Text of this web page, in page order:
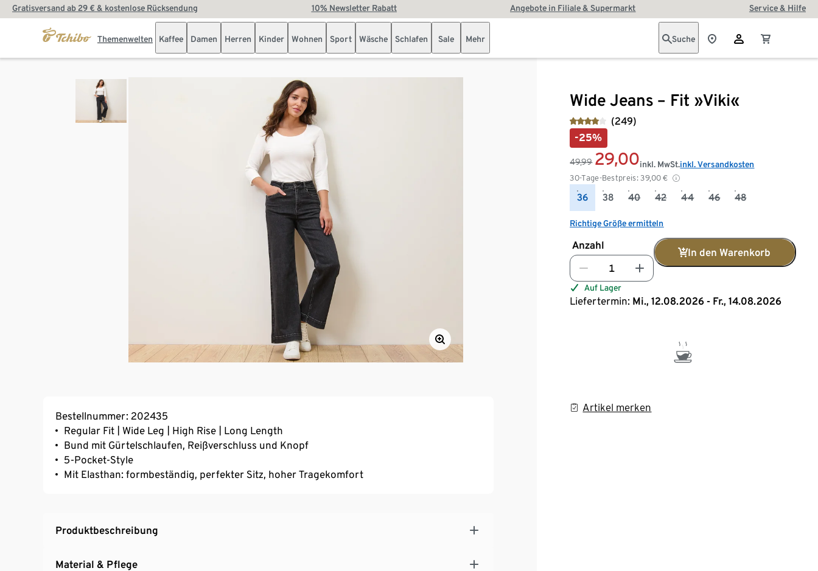
Gratisversand ab 29 € & kostenlose Rücksendung 10% Newsletter Rabatt Angebote in Filiale & Supermarkt Service & Hilfe
Themenwelten Kaffee Damen Herren Kinder Wohnen Sport Wäsche Schlafen Sale Mehr Suche
Wide Jeans – Fit »Viki«
(249)
-25%
49,99 29,00
30-Tage-Bestpreis: 39,00 €
inkl. MwSt.inkl. Versandkosten
36 38 40 42 44 46 48
Richtige Größe ermitteln
Anzahl
In den Warenkorb
Auf Lager
Liefertermin: Mi., 12.08.2026 - Fr., 14.08.2026
Artikel merken
Bestellnummer: 202435
Regular Fit | Wide Leg | High Rise | Long Length
Bund mit Gürtelschlaufen, Reißverschluss und Knopf
5-Pocket-Style
Mit Elasthan: formbeständig, perfekter Sitz, hoher Tragekomfort
Produktbeschreibung
Material & Pflege